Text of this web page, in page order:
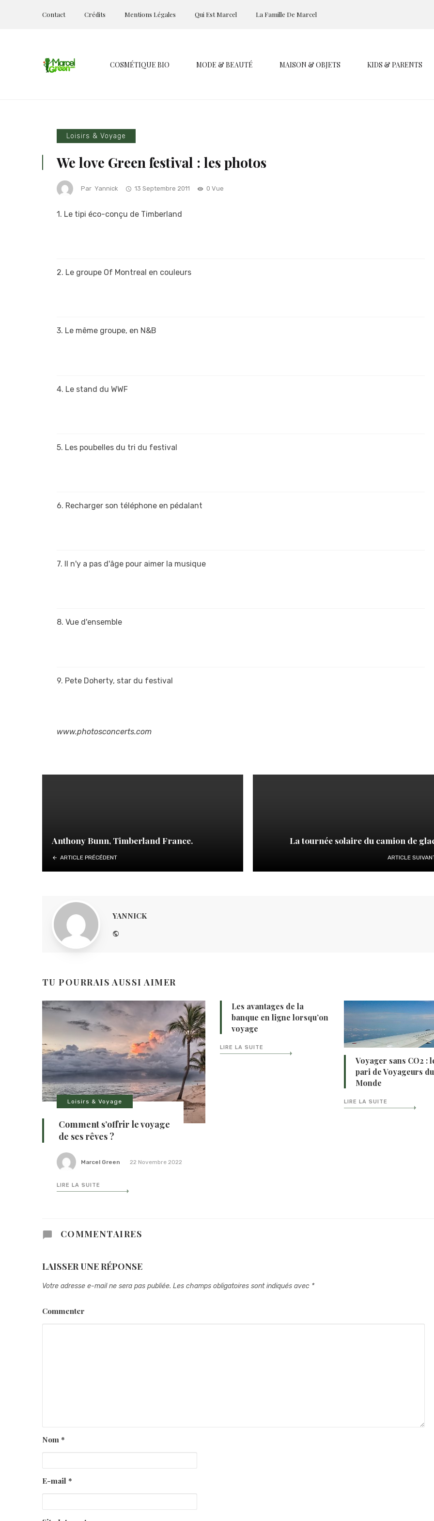
Contact Crédits Mentions Légales Qui Est Marcel La Famille De Marcel
COSMÉTIQUE BIO MODE & BEAUTÉ MAISON & OBJETS KIDS & PARENTS
Loisirs & Voyage
We love Green festival : les photos
Par Yannick 13 Septembre 2011 0 Vue
1. Le tipi éco-conçu de Timberland
2. Le groupe Of Montreal en couleurs
3. Le même groupe, en N&B
4. Le stand du WWF
5. Les poubelles du tri du festival
6. Recharger son téléphone en pédalant
7. Il n'y a pas d'âge pour aimer la musique
8. Vue d'ensemble
9. Pete Doherty, star du festival
www.photosconcerts.com
Anthony Bunn, Timberland France.
ARTICLE PRÉCÉDENT
La tournée solaire du camion de
ARTICLE
YANNICK
TU POURRAIS AUSSI AIMER
Loisirs & Voyage
Comment s’offrir le voyage
de ses rêves ?
Marcel Green 22 Novembre 2022
LIRE LA SUITE
Les avantages de la
banque en ligne lorsqu’on
voyage
LIRE LA SUITE
Voyager sans CO2 :
pari de Voyageurs du
Monde
LIRE LA SUITE
COMMENTAIRES
LAISSER UNE RÉPONSE
Votre adresse e-mail ne sera pas publiée. Les champs obligatoires sont indiqués avec *
Commenter
Nom *
E-mail *